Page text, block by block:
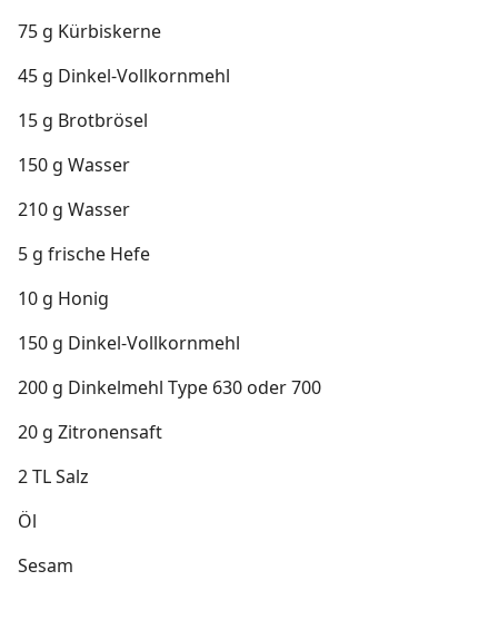
75 g Kürbiskerne
45 g Dinkel-Vollkornmehl
15 g Brotbrösel
150 g Wasser
210 g Wasser
5 g frische Hefe
10 g Honig
150 g Dinkel-Vollkornmehl
200 g Dinkelmehl Type 630 oder 700
20 g Zitronensaft
2 TL Salz
Öl
Sesam